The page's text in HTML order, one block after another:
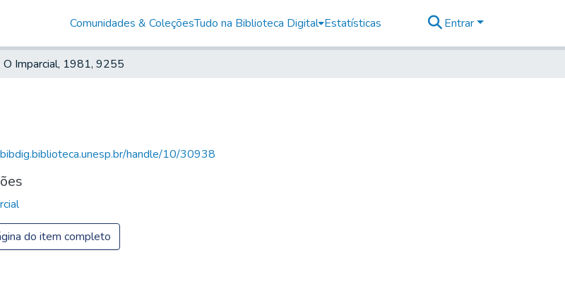
Comunidades & ColeçõesTudo na Biblioteca Digital Estatísticas Entrar
O Imparcial, 1981, 9255
handle/10/30938
do item completo